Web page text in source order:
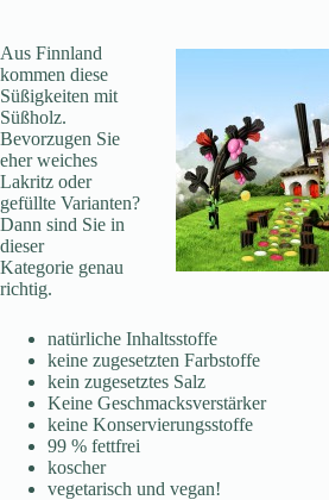
Aus Finnland
kommen diese
Süßigkeiten mit
Süßholz.
Bevorzugen Sie
eher weiches
Lakritz oder
gefüllte Varianten?
Dann sind Sie in
dieser
Kategorie genau
richtig.
natürliche Inhaltsstoffe
keine zugesetzten Farbstoffe
kein zugesetztes Salz
Keine Geschmacksverstärker
keine Konservierungsstoffe
99 % fettfrei
koscher
vegetarisch und vegan!